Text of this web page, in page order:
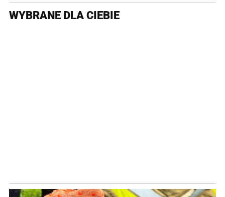
WYBRANE DLA CIEBIE